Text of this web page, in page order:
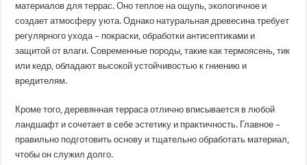
материалов для террас. Оно теплое на ощупь, экологичное и
создает атмосферу уюта. Однако натуральная древесина требует
регулярного ухода – покраски, обработки антисептиками и
защитой от влаги. Современные породы, такие как термоясень, тик
или кедр, обладают высокой устойчивостью к гниению и
вредителям.
Кроме того, деревянная терраса отлично вписывается в любой
ландшафт и сочетает в себе эстетику и практичность. Главное –
правильно подготовить основу и тщательно обработать материал,
чтобы он служил долго.